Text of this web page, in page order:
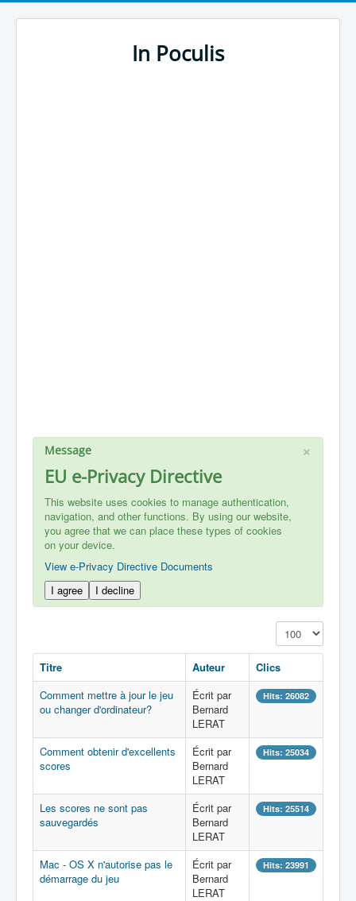
In Poculis
×
Message
EU e-Privacy Directive
This website uses cookies to manage authentication,
navigation, and other functions. By using our website,
you agree that we can place these types of cookies
on your device.
View e-Privacy Directive Documents
I agree
I decline
Affichage #
Titre Auteur
Clics
Comment mettre à jour le jeu
ou changer d'ordinateur?
Écrit par
Bernard
LERAT
Hits: 26082
Comment obtenir d'excellents
scores
Écrit par
Bernard
LERAT
Hits: 25034
Les scores ne sont pas
sauvegardés
Écrit par
Bernard
LERAT
Hits: 25514
Mac - OS X n'autorise pas le
démarrage du jeu
Écrit par
Bernard
LERAT
Hits: 23991